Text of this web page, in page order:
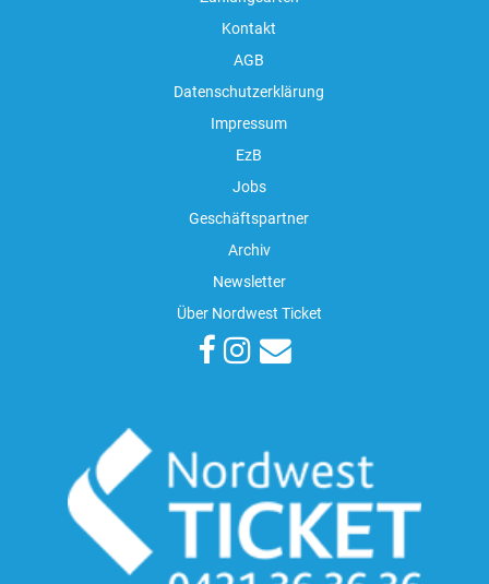
Kontakt
AGB
Datenschutzerklärung
Impressum
EzB
Jobs
Geschäftspartner
Archiv
Newsletter
Über Nordwest Ticket